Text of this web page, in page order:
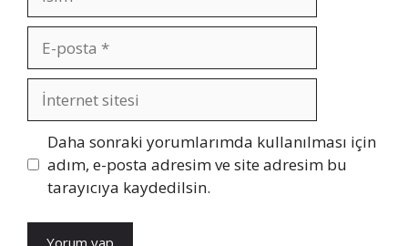
posta
İnternet
sitesi
Daha sonraki yorumlarımda kullanılması için
adım, e-posta adresim ve site adresim bu
tarayıcıya kaydedilsin.